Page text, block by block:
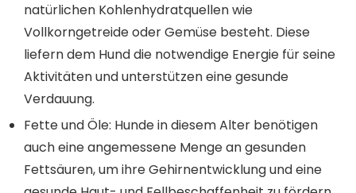
natürlichen Kohlenhydratquellen wie
Vollkorngetreide oder Gemüse besteht. Diese
liefern dem Hund die notwendige Energie für seine
Aktivitäten und unterstützen eine gesunde
Verdauung.
Fette und Öle: Hunde in diesem Alter benötigen
auch eine angemessene Menge an gesunden
Fettsäuren, um ihre Gehirnentwicklung und eine